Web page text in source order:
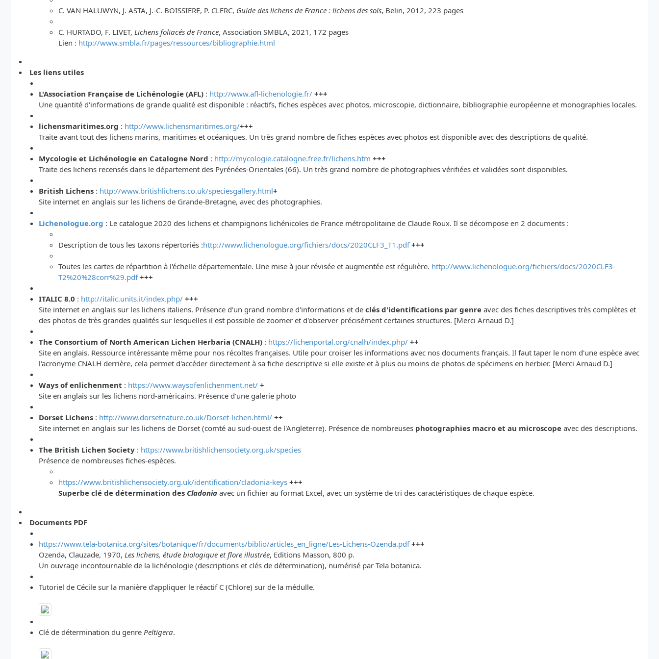
C. VAN HALUWYN, J. ASTA, J.-C. BOISSIERE, P. CLERC, Guide des lichens de France : lichens des sols, Belin, 2012, 223 pages
C. HURTADO, F. LIVET, Lichens foliacés de France, Association SMBLA, 2021, 172 pages
Lien : http://www.smbla.fr/pages/ressources/bibliographie.html
Les liens utiles
L'Association Française de Lichénologie (AFL) : http://www.afl-lichenologie.fr/ +++
Une quantité d'informations de grande qualité est disponible : réactifs, fiches espèces avec photos, microscopie, dictionnaire, bibliographie européenne et monographies locales.
lichensmaritimes.org : http://www.lichensmaritimes.org/+++
Traite avant tout des lichens marins, maritimes et océaniques. Un très grand nombre de fiches espèces avec photos est disponible avec des descriptions de qualité.
Mycologie et Lichénologie en Catalogne Nord : http://mycologie.catalogne.free.fr/lichens.htm +++
Traite des lichens recensés dans le département des Pyrénées-Orientales (66). Un très grand nombre de photographies vérifiées et validées sont disponibles.
British Lichens : http://www.britishlichens.co.uk/speciesgallery.html+
Site internet en anglais sur les lichens de Grande-Bretagne, avec des photographies.
Lichenologue.org : Le catalogue 2020 des lichens et champignons lichénicoles de France métropolitaine de Claude Roux. Il se décompose en 2 documents :
Description de tous les taxons répertoriés :http://www.lichenologue.org/fichiers/docs/2020CLF3_T1.pdf +++
Toutes les cartes de répartition à l'échelle départementale. Une mise à jour révisée et augmentée est régulière. http://www.lichenologue.org/fichiers/docs/2020CLF3-
T2%20%28corr%29.pdf +++
ITALIC 8.0 : http://italic.units.it/index.php/ +++
Site internet en anglais sur les lichens italiens. Présence d'un grand nombre d'informations et de clés d'identifications par genre avec des fiches descriptives très complètes et
des photos de très grandes qualités sur lesquelles il est possible de zoomer et d'observer précisément certaines structures. [Merci Arnaud D.]
The Consortium of North American Lichen Herbaria (CNALH) : https://lichenportal.org/cnalh/index.php/ ++
Site en anglais. Ressource intéressante même pour nos récoltes françaises. Utile pour croiser les informations avec nos documents français. Il faut taper le nom d'une espèce avec
l'acronyme CNALH derrière, cela permet d'accéder directement à sa fiche descriptive si elle existe et à plus ou moins de photos de spécimens en herbier. [Merci Arnaud D.]
Ways of enlichenment : https://www.waysofenlichenment.net/ +
Site en anglais sur les lichens nord-américains. Présence d'une galerie photo
Dorset Lichens : http://www.dorsetnature.co.uk/Dorset-lichen.html/ ++
Site internet en anglais sur les lichens de Dorset (comté au sud-ouest de l'Angleterre). Présence de nombreuses photographies macro et au microscope avec des descriptions.
The British Lichen Society : https://www.britishlichensociety.org.uk/species
Présence de nombreuses fiches-espèces.
https://www.britishlichensociety.org.uk/identification/cladonia-keys +++
Superbe clé de détermination des Cladonia avec un fichier au format Excel, avec un système de tri des caractéristiques de chaque espèce.
Documents PDF
https://www.tela-botanica.org/sites/botanique/fr/documents/biblio/articles_en_ligne/Les-Lichens-Ozenda.pdf +++
Ozenda, Clauzade, 1970, Les lichens, étude biologique et flore illustrée, Editions Masson, 800 p.
Un ouvrage incontournable de la lichénologie (descriptions et clés de détermination), numérisé par Tela botanica.
Tutoriel de Cécile sur la manière d'appliquer le réactif C (Chlore) sur de la médulle.
Clé de détermination du genre Peltigera.